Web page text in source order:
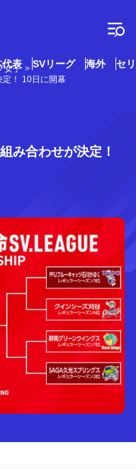
代表 SVリーグ 海外 セ
女子
定！ 10日に開幕
み合わせが決定！